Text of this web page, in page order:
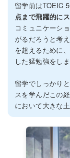
留学前はTOEIC
点まで飛躍的に
コミュニケーシ
がるだろうと考
を超えるために
した猛勉強をしま
留学でしっかり
スを学んだこの
において大きな